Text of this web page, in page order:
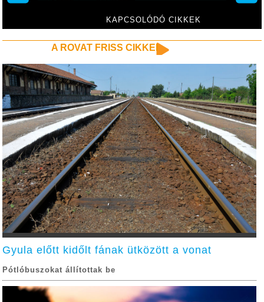
KAPCSOLÓDÓ CIKKEK
A ROVAT FRISS CIKKEI
Gyula előtt kidőlt fának ütközött a vonat
Pótlóbuszokat állítottak be